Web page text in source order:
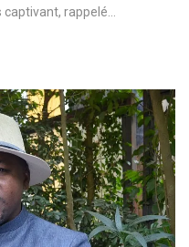
captivant, rappelé